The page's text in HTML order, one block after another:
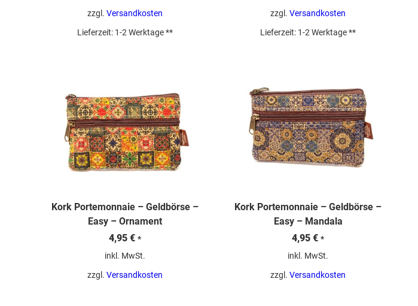
zzgl. Versandkosten
Lieferzeit: 1-2 Werktage **
zzgl.Versandkosten
Lieferzeit: 1-2 Werktage **
Kork Portemonnaie – Geldbörse –
Easy – Ornament
4,95 € *
inkl. MwSt.
zzgl. Versandkosten
Kork Portemonnaie – Geldbörse –
Easy – Mandala
4,95€ *
inkl. MwSt.
zzgl.Versandkosten